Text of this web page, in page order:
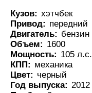
Кузов: хэтчбек
Привод: передний
Двигатель: бензин
Объем: 1600
Мощность: 105 л.с.
КПП: механика
Цвет: черный
Год выпуска: 2012